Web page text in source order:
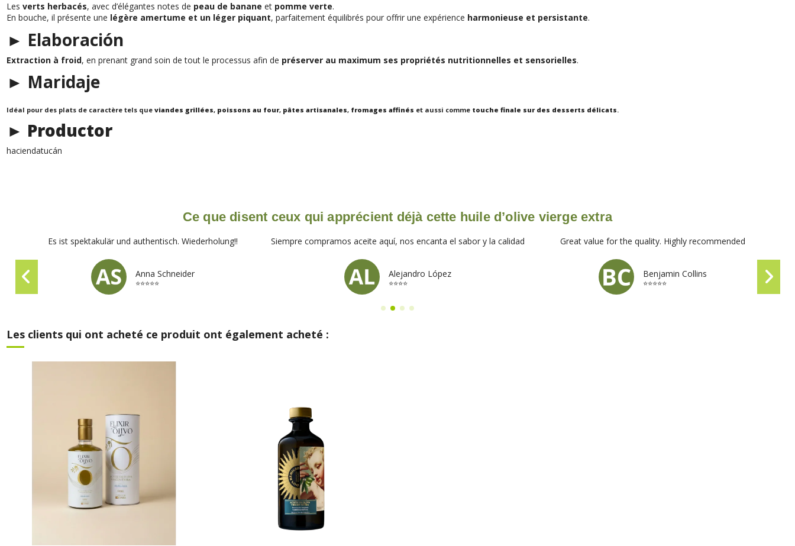
Les verts herbacés, avec d’élégantes notes de peau de banane et pomme verte.
En bouche, il présente une légère amertume et un léger piquant, parfaitement équilibrés pour offrir une expérience harmonieuse et persistante.
► Elaboración
Extraction à froid, en prenant grand soin de tout le processus afin de préserver au maximum ses propriétés nutritionnelles et sensorielles.
► Maridaje
Idéal pour des plats de caractère tels que viandes grillées, poissons au four, pâtes artisanales, fromages affinés et aussi comme touche finale sur des desserts délicats.
► Productor
haciendatucán
Ce que disent ceux qui apprécient déjà cette huile d’olive vierge extra
Es ist spektakulär und authentisch. Wiederholung!!
Anna Schneider
⭐⭐⭐⭐⭐
Siempre compramos aceite aquí, nos encanta el sabor y la calidad
Alejandro López
⭐⭐⭐⭐
Great value for the quality. Highly recommended
Benjamin Collins
⭐⭐⭐⭐⭐
Les clients qui ont acheté ce produit ont également acheté :